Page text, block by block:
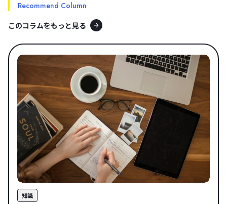
Recommend Column
このコラムをもっと見る
知識